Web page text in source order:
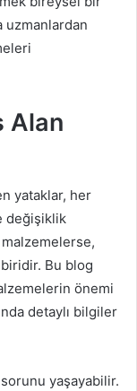
uzmanlardan
Alan
yataklar, her
değişiklik
Bu blog
önemi
detaylı bilgiler
yaşayabilir.